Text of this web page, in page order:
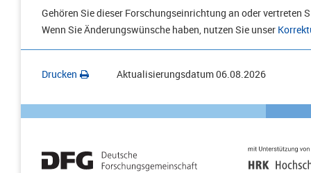
Gehören Sie dieser Forschungseinrichtung an oder vertreten
Wenn Sie Änderungswünsche haben, nutzen Sie unser
Drucken Aktualisierungsdatum06.08.2026